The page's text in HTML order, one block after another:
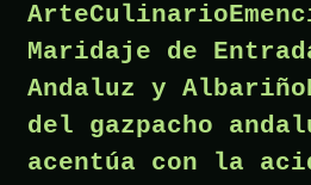
Maridaje de
Andaluz y
del gazpacho
acentúa con la